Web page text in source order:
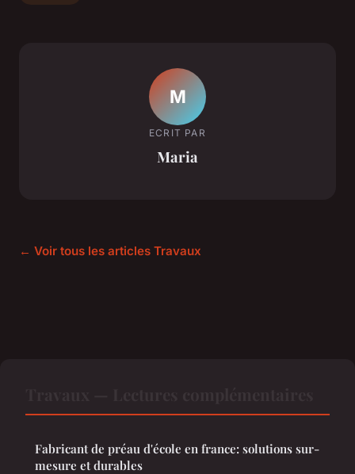
M
ECRIT PAR
Maria
← Voir tous les articles Travaux
Fabricant de préau d'école en france: solutions sur-
mesure et durables